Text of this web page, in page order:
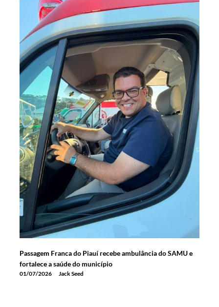
Passagem Franca do Piauí recebe ambulância do SAMU e
fortalece a saúde do município
01/07/2026 Jack Seed